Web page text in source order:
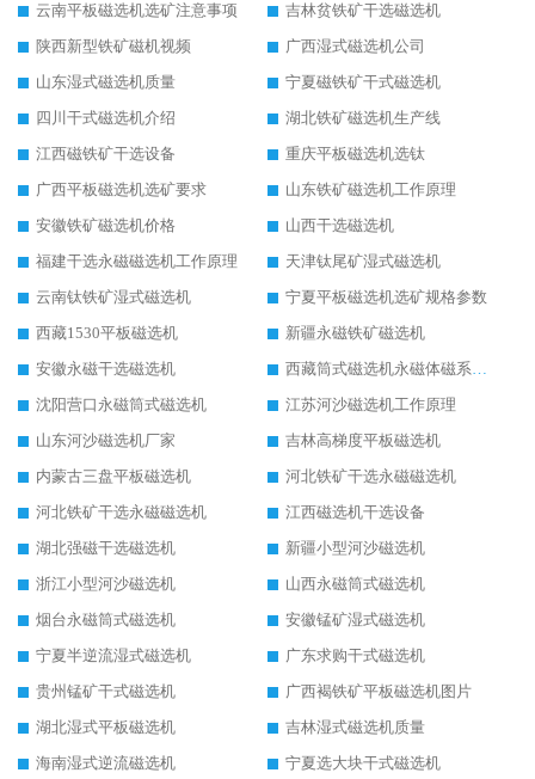
云南平板磁选机选矿注意事项
吉林贫铁矿干选磁选机
陕西新型铁矿磁机视频
广西湿式磁选机公司
山东湿式磁选机质量
宁夏磁铁矿干式磁选机
四川干式磁选机介绍
湖北铁矿磁选机生产线
江西磁铁矿干选设备
重庆平板磁选机选钛
广西平板磁选机选矿要求
山东铁矿磁选机工作原理
安徽铁矿磁选机价格
山西干选磁选机
福建干选永磁磁选机工作原理
天津钛尾矿湿式磁选机
云南钛铁矿湿式磁选机
宁夏平板磁选机选矿规格参数
西藏1530平板磁选机
新疆永磁铁矿磁选机
安徽永磁干选磁选机
西藏筒式磁选机永磁体磁系设计
沈阳营口永磁筒式磁选机
江苏河沙磁选机工作原理
山东河沙磁选机厂家
吉林高梯度平板磁选机
内蒙古三盘平板磁选机
河北铁矿干选永磁磁选机
河北铁矿干选永磁磁选机
江西磁选机干选设备
湖北强磁干选磁选机
新疆小型河沙磁选机
浙江小型河沙磁选机
山西永磁筒式磁选机
烟台永磁筒式磁选机
安徽锰矿湿式磁选机
宁夏半逆流湿式磁选机
广东求购干式磁选机
贵州锰矿干式磁选机
广西褐铁矿平板磁选机图片
湖北湿式平板磁选机
吉林湿式磁选机质量
海南湿式逆流磁选机
宁夏选大块干式磁选机